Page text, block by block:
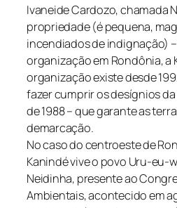
Ivaneide Cardozo, chamada
propriedade (é pequena,
incendiados de indignação)
organização em Rondônia, a
organização existe desde
fazer cumprir os desígnios
de 1988 – que garante as
demarcação.
No caso do centroeste de
Kanindé vive o povo Uru-eu-
Neidinha, presente ao
Ambientais, acontecido em